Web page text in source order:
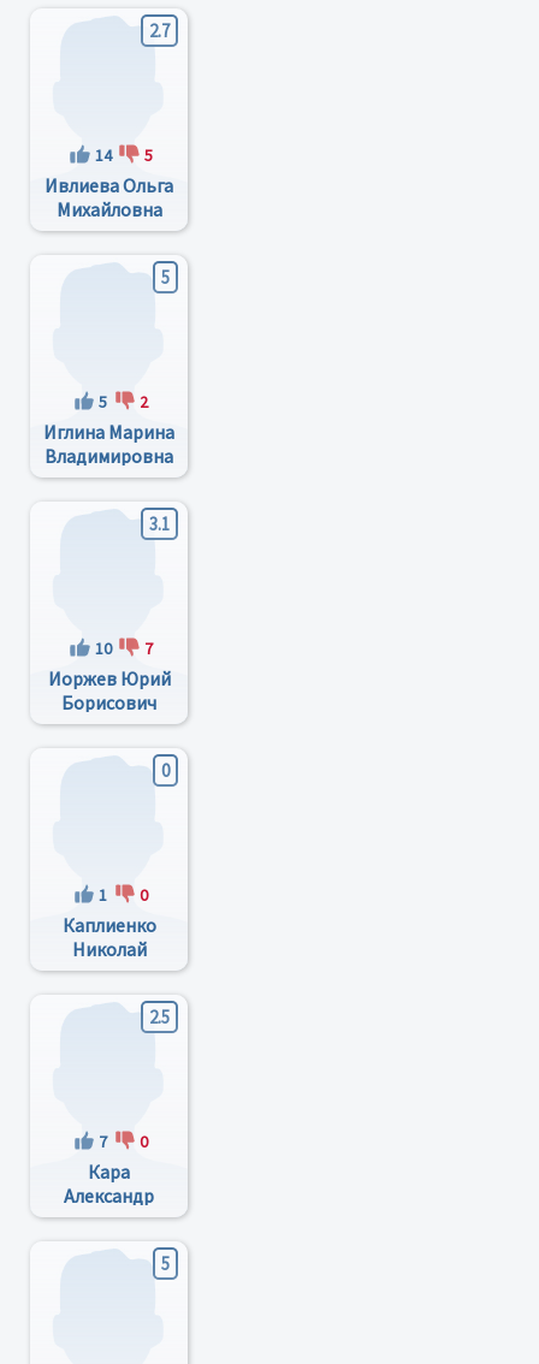
2.7
14 5
Ивлиева Ольга
Михайловна
5
5 2
Иглина Марина
Владимировна
3.1
10 7
Иоржев Юрий
Борисович
0
1 0
Каплиенко
Николай
Викторович
2.5
7 0
Кара
Александр
Дмитриевич
5